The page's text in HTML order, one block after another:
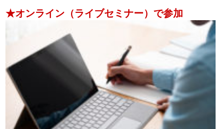
★オンライン（ライブセミナー）で参加